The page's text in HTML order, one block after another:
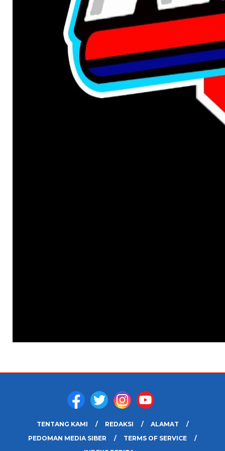
TENTANG KAMI REDAKSI
ALAMAT
PEDOMAN MEDIA SIBER
TERMS OF SERVICE